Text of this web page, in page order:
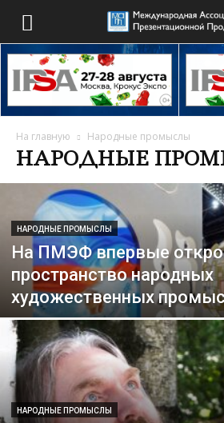
На главную Народные промыслы
НАРОДНЫЕ
НАРОДНЫЕ ПРОМЫСЛЫ
На ПМЭФ впервые
пространство народных
художественных
НАРОДНЫЕ ПРОМЫСЛЫ